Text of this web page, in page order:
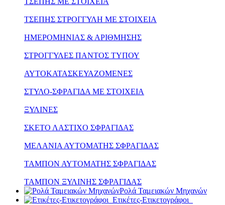
ΤΣΕΠΗΣ ΣΤΡΟΓΓΥΛΗ ΜΕ ΣΤΟΙΧΕΙΑ
ΗΜΕΡΟΜΗΝΙΑΣ & ΑΡΙΘΜΗΣΗΣ
ΣΤΡΟΓΓΥΛΕΣ ΠΑΝΤΟΣ ΤΥΠΟΥ
ΑΥΤΟΚΑΤΑΣΚΕΥΑΖΟΜΕΝΕΣ
ΣΤΥΛΟ-ΣΦΡΑΓΙΔΑ ΜΕ ΣΤΟΙΧΕΙΑ
ΞΥΛΙΝΕΣ
ΣΚΕΤΟ ΛΑΣΤΙΧΟ ΣΦΡΑΓΙΔΑΣ
ΜΕΛΑΝΙΑ ΑΥΤΟΜΑΤΗΣ ΣΦΡΑΓΙΔΑΣ
ΤΑΜΠΟΝ ΑΥΤΟΜΑΤΗΣ ΣΦΡΑΓΙΔΑΣ
ΤΑΜΠΟΝ ΞΥΛΙΝΗΣ ΣΦΡΑΓΙΔΑΣ
Ρολά Ταμειακών Μηχανών
Ετικέτες-Ετικετογράφοι